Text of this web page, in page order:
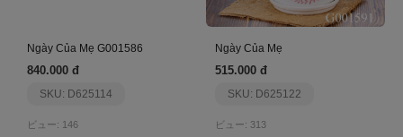
Ngày Của Mẹ G001586
840.000 đ
SKU: D625114
ビュー: 146
Ngày Của Mẹ
515.000 đ
SKU: D625122
ビュー: 313